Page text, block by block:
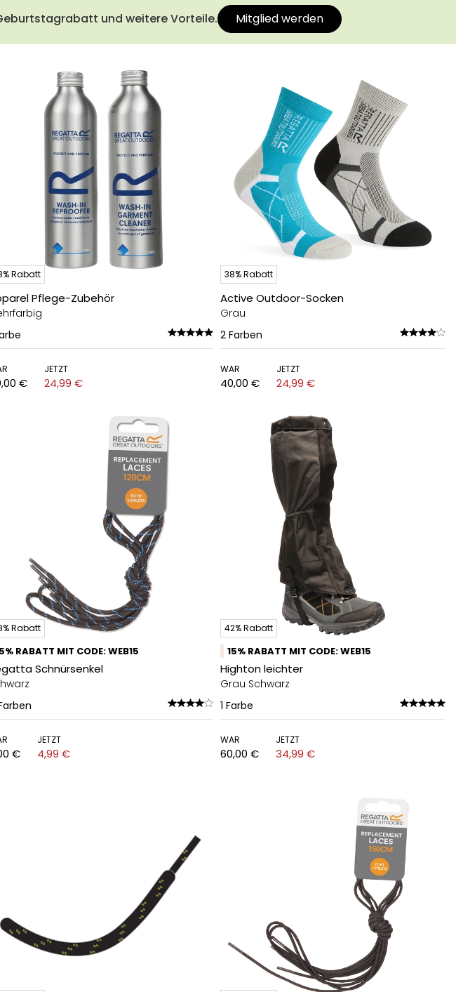
und weitere Vorteile. Mitglied werden
Rabatt
Pflege-Zubehör
€
JETZT
24,99 €
38% Rabatt
Active Outdoor-Socken
Grau
2 Farben
WAR
40,00 €
JETZT
24,99 €
Rabatt
RABATT MIT CODE: WEB15
Schnürsenkel
€
JETZT
4,99 €
42% Rabatt
15% RABATT MIT CODE: WEB15
Highton leichter
Grau Schwarz
1 Farbe
WAR
60,00 €
JETZT
34,99 €